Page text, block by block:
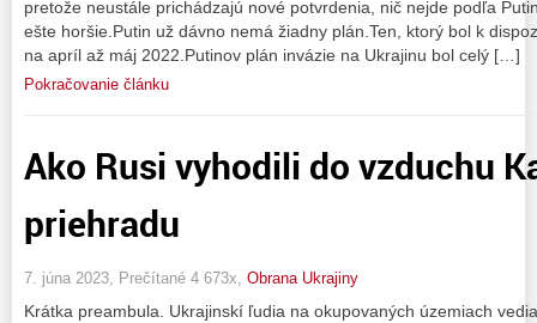
pretože neustále prichádzajú nové potvrdenia, nič nejde podľa
ešte horšie.Putin už dávno nemá žiadny plán.Ten, ktorý bol k
na apríl až máj 2022.Putinov plán invázie na Ukrajinu bol celý […]
Pokračovanie článku
Ako Rusi vyhodili do vzduchu
priehradu
7. júna 2023, Prečítané 4 673x, Obrana Ukrajiny
Krátka preambula. Ukrajinskí ľudia na okupovaných územiach